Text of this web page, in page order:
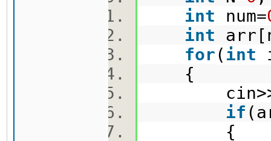
int num=
int
for( int
{
if
{